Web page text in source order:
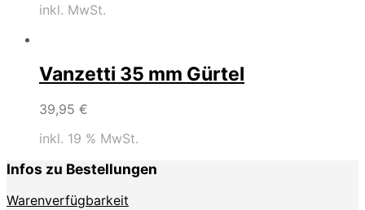
inkl. MwSt.
Vanzetti 35 mm Gürtel
39,95 €
inkl. 19 % MwSt.
Infos zu Bestellungen
Warenverfügbarkeit